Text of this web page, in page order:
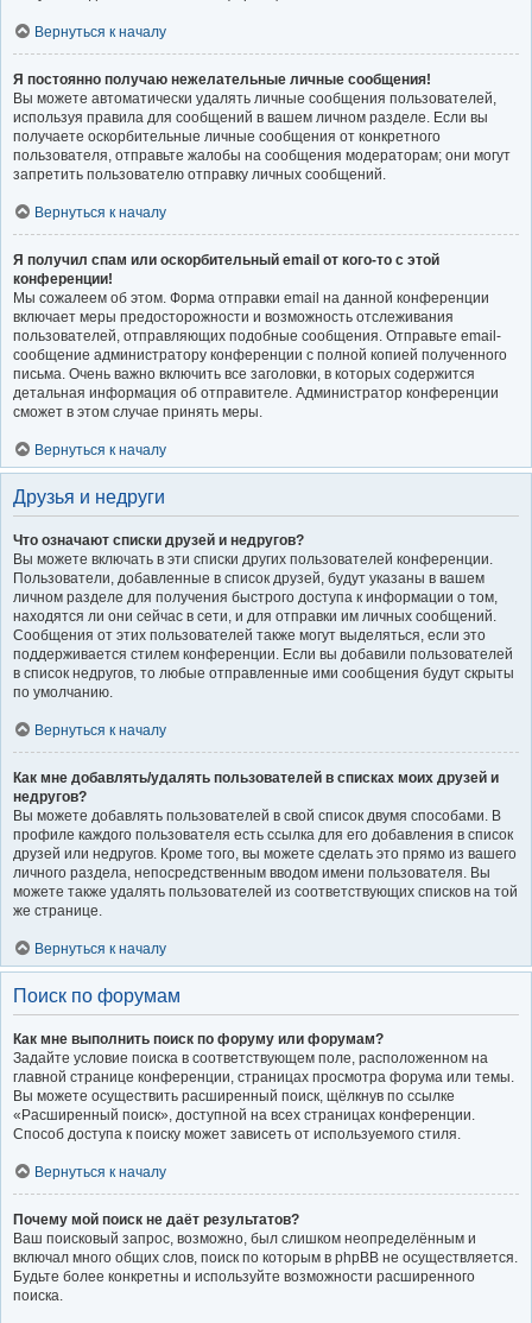
Вернуться к началу
Я постоянно получаю нежелательные личные сообщения!
Вы можете автоматически удалять личные сообщения пользователей,
используя правила для сообщений в вашем личном разделе. Если вы
получаете оскорбительные личные сообщения от конкретного
пользователя, отправьте жалобы на сообщения модераторам; они могут
запретить пользователю отправку личных сообщений.
Вернуться к началу
Я получил спам или оскорбительный email от кого-то с этой
конференции!
Мы сожалеем об этом. Форма отправки email на данной конференции
включает меры предосторожности и возможность отслеживания
пользователей, отправляющих подобные сообщения. Отправьте email-
сообщение администратору конференции с полной копией полученного
письма. Очень важно включить все заголовки, в которых содержится
детальная информация об отправителе. Администратор конференции
сможет в этом случае принять меры.
Вернуться к началу
Друзья и недруги
Что означают списки друзей и недругов?
Вы можете включать в эти списки других пользователей конференции.
Пользователи, добавленные в список друзей, будут указаны в вашем
личном разделе для получения быстрого доступа к информации о том,
находятся ли они сейчас в сети, и для отправки им личных сообщений.
Сообщения от этих пользователей также могут выделяться, если это
поддерживается стилем конференции. Если вы добавили пользователей
в список недругов, то любые отправленные ими сообщения будут скрыты
по умолчанию.
Вернуться к началу
Как мне добавлять/удалять пользователей в списках моих друзей и
недругов?
Вы можете добавлять пользователей в свой список двумя способами. В
профиле каждого пользователя есть ссылка для его добавления в список
друзей или недругов. Кроме того, вы можете сделать это прямо из вашего
личного раздела, непосредственным вводом имени пользователя. Вы
можете также удалять пользователей из соответствующих списков на той
же странице.
Вернуться к началу
Поиск по форумам
Как мне выполнить поиск по форуму или форумам?
Задайте условие поиска в соответствующем поле, расположенном на
главной странице конференции, страницах просмотра форума или темы.
Вы можете осуществить расширенный поиск, щёлкнув по ссылке
«Расширенный поиск», доступной на всех страницах конференции.
Способ доступа к поиску может зависеть от используемого стиля.
Вернуться к началу
Почему мой поиск не даёт результатов?
Ваш поисковый запрос, возможно, был слишком неопределённым и
включал много общих слов, поиск по которым в phpBB не осуществляется.
Будьте более конкретны и используйте возможности расширенного
поиска.